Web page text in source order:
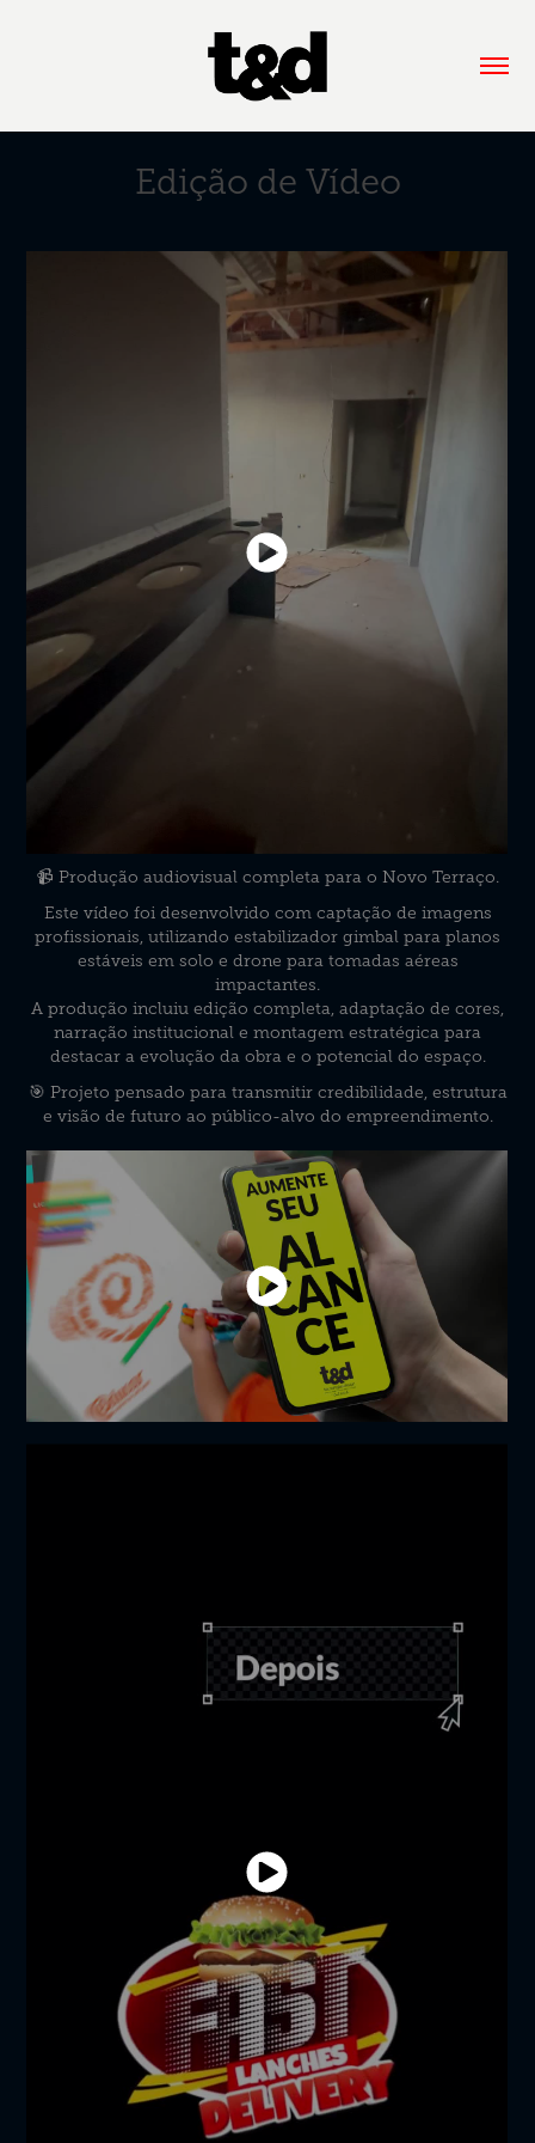
Edição de Vídeo
📹 Produção audiovisual completa para o Novo Terraço.
Este vídeo foi desenvolvido com captação de imagens
profissionais, utilizando estabilizador gimbal para planos
estáveis em solo e drone para tomadas aéreas
impactantes.
A produção incluiu edição completa, adaptação de cores,
narração institucional e montagem estratégica para
destacar a evolução da obra e o potencial do espaço.
🎯 Projeto pensado para transmitir credibilidade, estrutura
e visão de futuro ao público-alvo do empreendimento.